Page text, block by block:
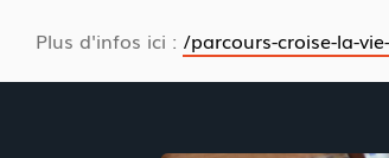
Plus d'infos ici : /parcours-croise-la-